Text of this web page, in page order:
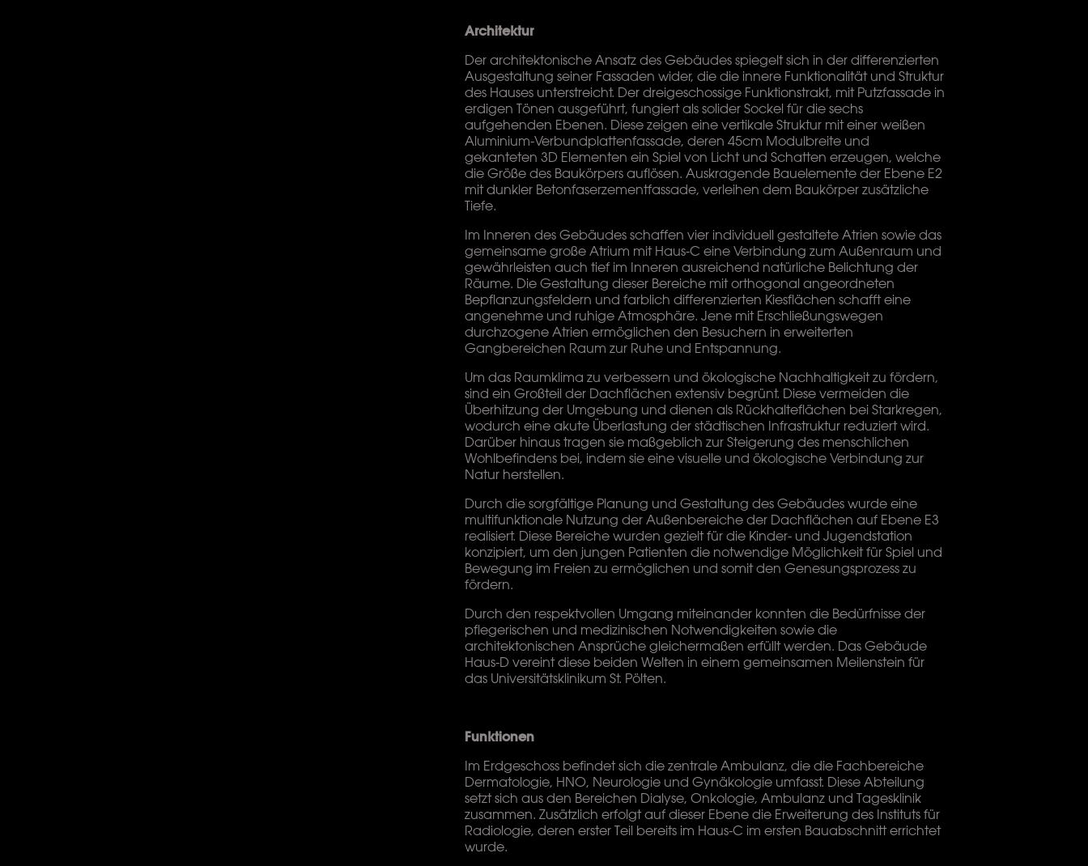
Architektur
Der architektonische Ansatz des Gebäudes spiegelt sich in der differenzierten
Ausgestaltung seiner Fassaden wider, die die innere Funktionalität und Struktur
des Hauses unterstreicht. Der dreigeschossige Funktionstrakt, mit Putzfassade in
erdigen Tönen ausgeführt, fungiert als solider Sockel für die sechs
aufgehenden Ebenen. Diese zeigen eine vertikale Struktur mit einer weißen
Aluminium-Verbundplattenfassade, deren 45cm Modulbreite und
gekanteten 3D Elementen ein Spiel von Licht und Schatten erzeugen, welche
die Größe des Baukörpers auflösen. Auskragende Bauelemente der Ebene E2
mit dunkler Betonfaserzementfassade, verleihen dem Baukörper zusätzliche
Tiefe.
Im Inneren des Gebäudes schaffen vier individuell gestaltete Atrien sowie das
gemeinsame große Atrium mit Haus-C eine Verbindung zum Außenraum und
gewährleisten auch tief im Inneren ausreichend natürliche Belichtung der
Räume. Die Gestaltung dieser Bereiche mit orthogonal angeordneten
Bepflanzungsfeldern und farblich differenzierten Kiesflächen schafft eine
angenehme und ruhige Atmosphäre. Jene mit Erschließungswegen
durchzogene Atrien ermöglichen den Besuchern in erweiterten
Gangbereichen Raum zur Ruhe und Entspannung.
Um das Raumklima zu verbessern und ökologische Nachhaltigkeit zu fördern,
sind ein Großteil der Dachflächen extensiv begrünt. Diese vermeiden die
Überhitzung der Umgebung und dienen als Rückhalteflächen bei Starkregen,
wodurch eine akute Überlastung der städtischen Infrastruktur reduziert wird.
Darüber hinaus tragen sie maßgeblich zur Steigerung des menschlichen
Wohlbefindens bei, indem sie eine visuelle und ökologische Verbindung zur
Natur herstellen.
Durch die sorgfältige Planung und Gestaltung des Gebäudes wurde eine
multifunktionale Nutzung der Außenbereiche der Dachflächen auf Ebene E3
realisiert. Diese Bereiche wurden gezielt für die Kinder- und Jugendstation
konzipiert, um den jungen Patienten die notwendige Möglichkeit für Spiel und
Bewegung im Freien zu ermöglichen und somit den Genesungsprozess zu
fördern.
Durch den respektvollen Umgang miteinander konnten die Bedürfnisse der
pflegerischen und medizinischen Notwendigkeiten sowie die
architektonischen Ansprüche gleichermaßen erfüllt werden. Das Gebäude
Haus-D vereint diese beiden Welten in einem gemeinsamen Meilenstein für
das Universitätsklinikum St. Pölten.
Funktionen
Im Erdgeschoss befindet sich die zentrale Ambulanz, die die Fachbereiche
Dermatologie, HNO, Neurologie und Gynäkologie umfasst. Diese Abteilung
setzt sich aus den Bereichen Dialyse, Onkologie, Ambulanz und Tagesklinik
zusammen. Zusätzlich erfolgt auf dieser Ebene die Erweiterung des Instituts für
Radiologie, deren erster Teil bereits im Haus-C im ersten Bauabschnitt errichtet
wurde.